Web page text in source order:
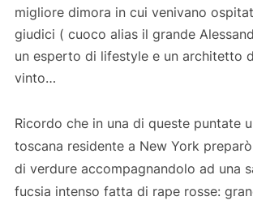
migliore dimora in cui venivano
giudici ( cuoco alias il grande
un esperto di lifestyle e un architetto
vinto…
Ricordo che in una di queste puntate
toscana residente a New York
di verdure accompagnandolo ad una
fucsia intenso fatta di rape rosse: